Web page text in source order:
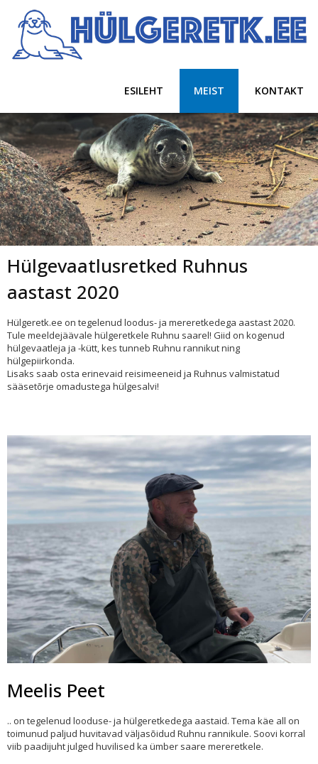
ESILEHT MEIST KONTAKT
Hülgevaatlusretked Ruhnus
aastast 2020
Hülgeretk.ee on tegelenud loodus- ja mereretkedega aastast 2020.
Tule meeldejäävale hülgeretkele Ruhnu saarel! Giid on kogenud
hülgevaatleja ja -kütt, kes tunneb Ruhnu rannikut ning
hülgepiirkonda.
Lisaks saab osta erinevaid reisimeeneid ja Ruhnus valmistatud
sääsetõrje omadustega hülgesalvi!
Meelis Peet
.. on tegelenud looduse- ja hülgeretkedega aastaid. Tema käe all on
toimunud paljud huvitavad väljasõidud Ruhnu rannikule. Soovi korral
viib paadijuht julged huvilised ka ümber saare mereretkele.